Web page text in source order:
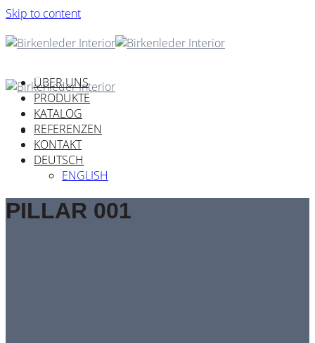
Skip to content
ÜBER UNS
PRODUKTE
KATALOG
REFERENZEN
KONTAKT
DEUTSCH
ENGLISH
PILLAR 001